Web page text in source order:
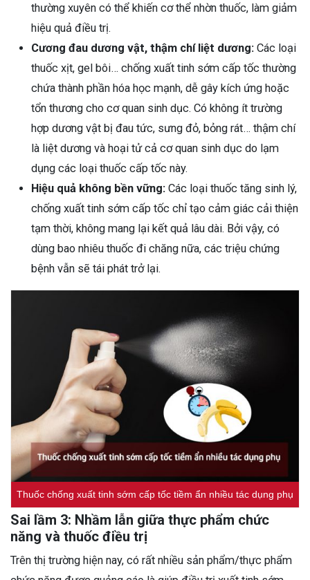
thường xuyên có thể khiến cơ thể nhờn thuốc, làm giảm
hiệu quả điều trị.
Cương đau dương vật, thậm chí liệt dương: Các loại
thuốc xịt, gel bôi… chống xuất tinh sớm cấp tốc thường
chứa thành phần hóa học mạnh, dễ gây kích ứng hoặc
tổn thương cho cơ quan sinh dục. Có không ít trường
hợp dương vật bị đau tức, sưng đỏ, bỏng rát… thậm chí
là liệt dương và hoại tử cả cơ quan sinh dục do lạm
dụng các loại thuốc cấp tốc này.
Hiệu quả không bền vững: Các loại thuốc tăng sinh lý,
chống xuất tinh sớm cấp tốc chỉ tạo cảm giác cải thiện
tạm thời, không mang lại kết quả lâu dài. Bởi vậy, có
dùng bao nhiêu thuốc đi chăng nữa, các triệu chứng
bệnh vẫn sẽ tái phát trở lại.
Thuốc chống xuất tinh sớm cấp tốc tiềm ẩn nhiều tác dụng phụ
Sai lầm 3: Nhầm lẫn giữa thực phẩm chức
năng và thuốc điều trị
Trên thị trường hiện nay, có rất nhiều sản phẩm/thực phẩm